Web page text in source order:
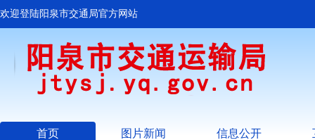
欢迎登陆阳泉市交通局官方网站
首页 图片新闻 信息公开